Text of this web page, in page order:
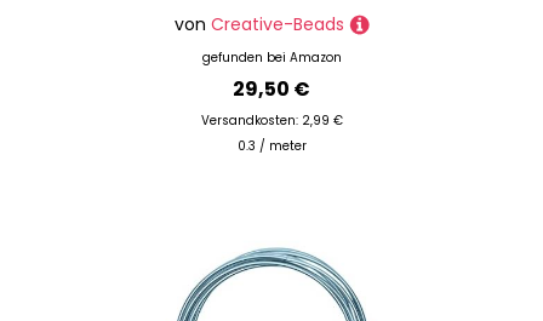
von Creative-Beads
gefunden bei Amazon
29,50 €
Versandkosten: 2,99 €
0.3 / meter